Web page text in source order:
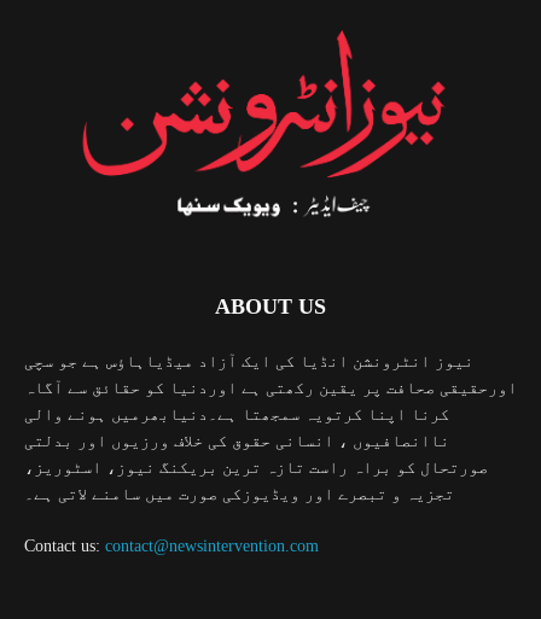
ABOUT US
نیوز انٹرونشن انڈیا کی ایک آزاد میڈیاہاؤس ہے جو سچی
اورحقیقی صحافت پر یقین رکھتی ہے اوردنیا کو حقائق سے آگاہ
کرنا اپنا کرتویہ سمجھتا ہے۔دنیابھرمیں ہونے والی
ناانصافیوں ، انسانی حقوق کی خلاف ورزیوں اور بدلتی
صورتحال کو براہ راست تازہ ترین بریکنگ نیوز، اسٹوریز،
تجزیہ و تبصرے اور ویڈیوزکی صورت میں سامنے لاتی ہے۔
Contact us: contact@newsintervention.com